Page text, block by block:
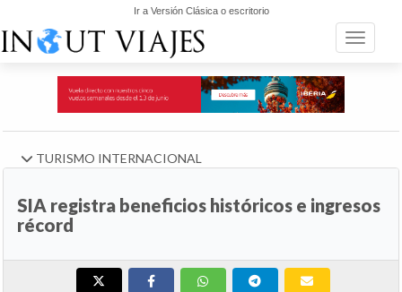
Ir a Versión Clásica o escritorio
Toggle
TURISMO INTERNACIONAL
SIA registra beneficios históricos e ingresos
récord